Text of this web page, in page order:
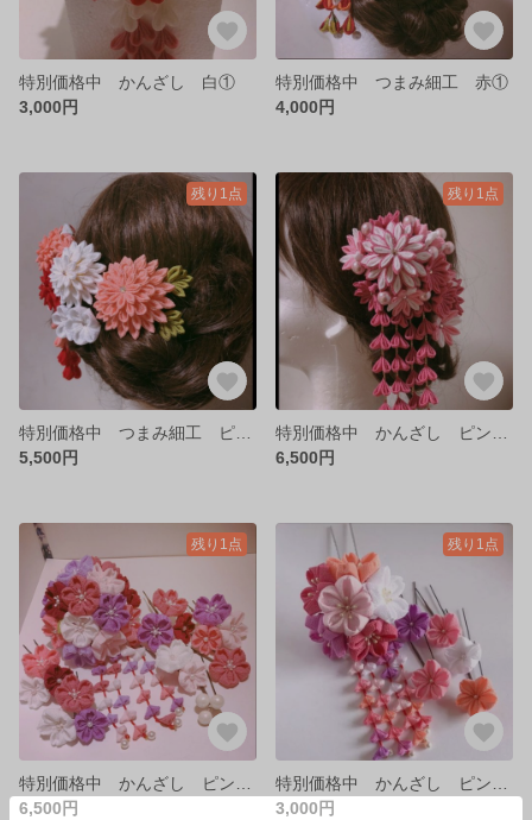
特別価格中 かんざし 白①
3,000円
特別価格中 つまみ細工 赤①
4,000円
残り1点
5,500円
残り1点
6,500円
残り1点
6,500円
残り1点
3,000円